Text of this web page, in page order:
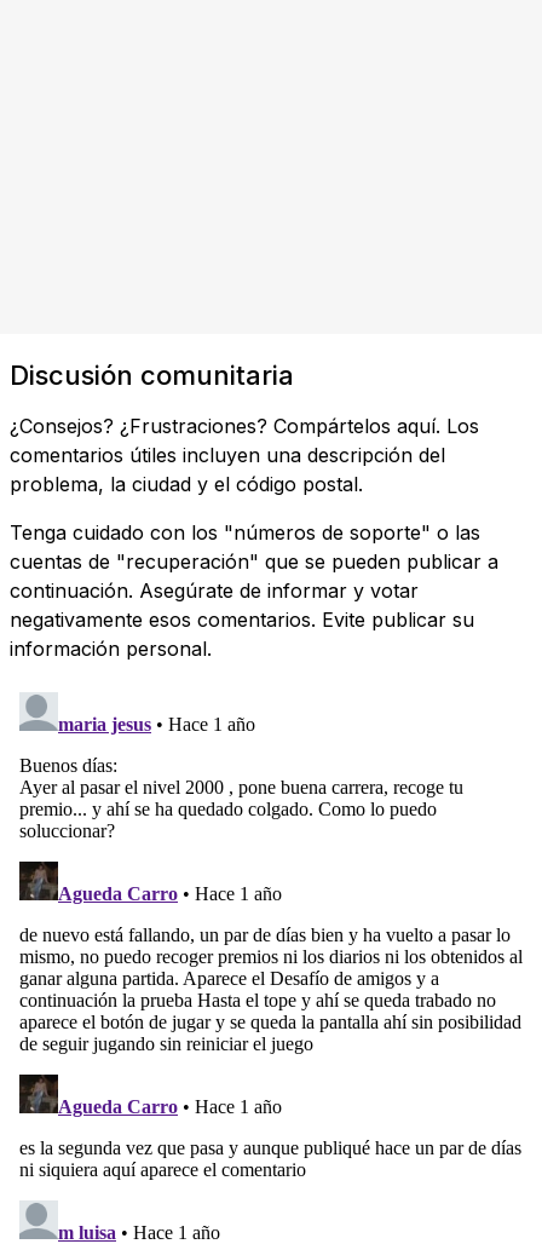
Discusión comunitaria
¿Consejos? ¿Frustraciones? Compártelos aquí. Los
comentarios útiles incluyen una descripción del
problema, la ciudad y el código postal.
Tenga cuidado con los "números de soporte" o las
cuentas de "recuperación" que se pueden publicar a
continuación. Asegúrate de informar y votar
negativamente esos comentarios. Evite publicar su
información personal.